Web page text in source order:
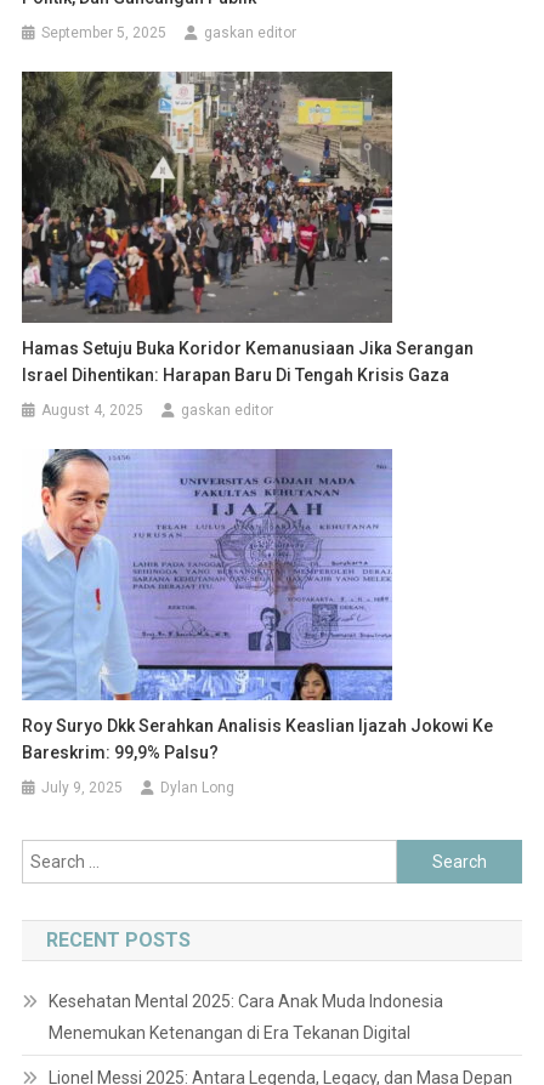
September 5, 2025 gaskan editor
Hamas Setuju Buka Koridor Kemanusiaan Jika Serangan
Israel Dihentikan: Harapan Baru Di Tengah Krisis Gaza
August 4, 2025 gaskan editor
Roy Suryo Dkk Serahkan Analisis Keaslian Ijazah Jokowi Ke
Bareskrim: 99,9% Palsu?
July 9, 2025 Dylan Long
Search
for:
RECENT POSTS
Kesehatan Mental 2025: Cara Anak Muda Indonesia
Menemukan Ketenangan di Era Tekanan Digital
Lionel Messi 2025: Antara Legenda, Legacy, dan Masa Depan